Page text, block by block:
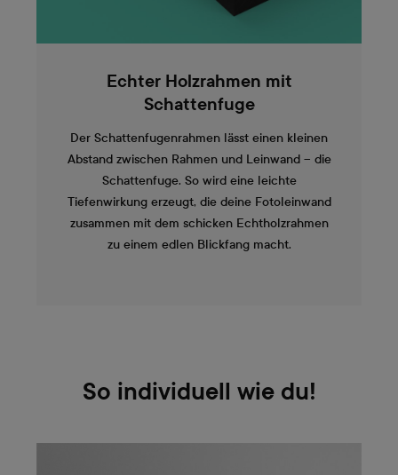
Echter Holzrahmen mit
Schattenfuge
Der Schattenfugenrahmen lässt einen kleinen
Abstand zwischen Rahmen und Leinwand – die
Schattenfuge. So wird eine leichte
Tiefenwirkung erzeugt, die deine Fotoleinwand
zusammen mit dem schicken Echtholzrahmen
zu einem edlen Blickfang macht.
So individuell wie du!